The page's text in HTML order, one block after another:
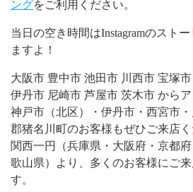
ングをご利用ください。
当日の空き時間はInstagramのスト
ますよ！
大阪市 豊中市 池田市 川西市 宝塚
伊丹市 尼崎市 芦屋市 茨木市 からア
神戸市（北区）・伊丹市・西宮市
郡猪名川町のお客様もぜひご来店く
関西一円（兵庫県・大阪府・京都
歌山県）より、多くのお客様にご
す。